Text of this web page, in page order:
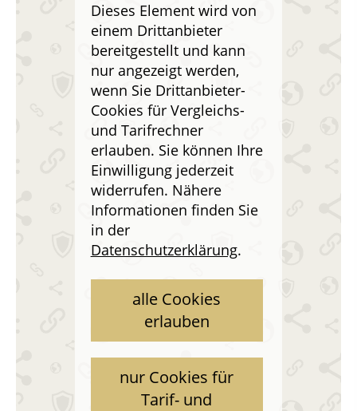
Dieses Element wird von
einem Drittanbieter
bereitgestellt und kann
nur angezeigt werden,
wenn Sie Drittanbieter-
Cookies für Vergleichs-
und Tarifrechner
erlauben. Sie können Ihre
Einwilligung jederzeit
widerrufen. Nähere
Informationen finden Sie
in der
Datenschutzerklärung.
alle Cookies
erlauben
nur Cookies für
Tarif- und